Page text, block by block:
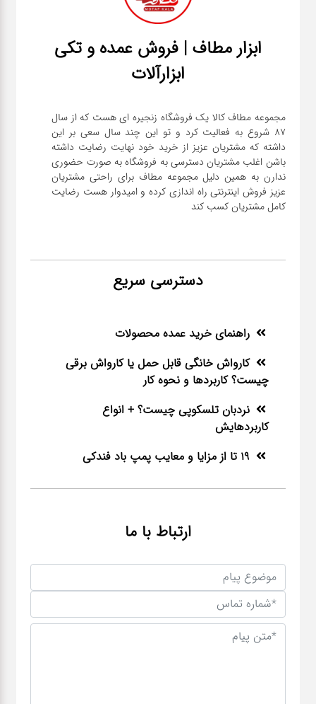
ابزار مطاف | فروش عمده و تکی
ابزارآلات
مجموعه مطاف کالا یک فروشگاه زنجیره ای هست که از سال
۸۷ شروع به فعالیت کرد و تو این چند سال سعی بر این
داشته که مشتریان عزیز از خرید خود نهایت رضایت داشته
باشن اغلب مشتریان دسترسی به فروشگاه به صورت حضوری
ندارن به همین دلیل مجموعه مطاف برای راحتی مشتریان
عزیز فروش اینترنتی راه اندازی کرده و امیدوار هست رضایت
کامل مشتریان کسب کند
دسترسی سریع
راهنمای خرید عمده محصولات
کارواش خانگی قابل حمل یا کارواش برقی
چیست؟ کاربردها و نحوه کار
نردبان تلسکوپی چیست؟ + انواع
کاربردهایش
19 تا از مزایا و معایب پمپ باد فندکی
ارتباط با ما